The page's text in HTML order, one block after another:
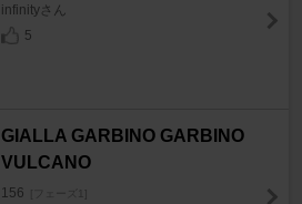
infinityさん
5
GIALLA GARBINO GARBINO
VULCANO
156 [フェーズ1]